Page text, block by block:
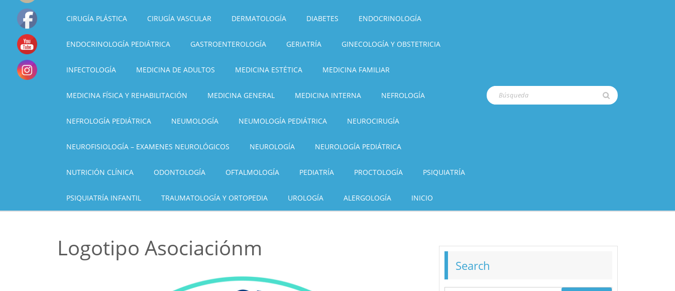
CIRUGÍA PLÁSTICA CIRUGÍA VASCULAR DERMATOLOGÍA DIABETES ENDOCRINOLOGÍA
ENDOCRINOLOGÍA PEDIÁTRICA GASTROENTEROLOGÍA GERIATRÍA GINECOLOGÍA Y OBSTETRICIA
INFECTOLOGÍA MEDICINA DE ADULTOS MEDICINA ESTÉTICA MEDICINA FAMILIAR
MEDICINA FÍSICA Y REHABILITACIÓN MEDICINA GENERAL MEDICINA INTERNA NEFROLOGÍA
NEFROLOGÍA PEDIÁTRICA NEUMOLOGÍA NEUMOLOGÍA PEDIÁTRICA NEUROCIRUGÍA
NEUROFISIOLOGÍA – EXAMENES NEUROLÓGICOS NEUROLOGÍA NEUROLOGÍA PEDIÁTRICA
NUTRICIÓN CLÍNICA ODONTOLOGÍA OFTALMOLOGÍA PEDIATRÍA PROCTOLOGÍA PSIQUIATRÍA
PSIQUIATRÍA INFANTIL TRAUMATOLOGÍA Y ORTOPEDIA UROLOGÍA ALERGOLOGÍA INICIO
Buscar:
Logotipo Asociaciónm
Search